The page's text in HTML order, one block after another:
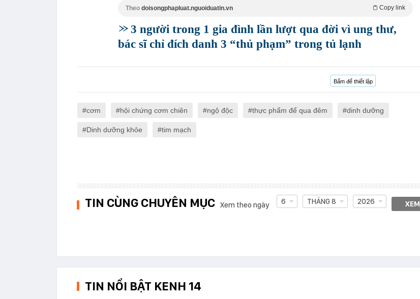
Theo doisongphapluat.nguoiduatin.vn Copy link
3 người trong 1 gia đình lần lượt qua đời vì ung thư,
bác sĩ chỉ đích danh 3 “thủ phạm” trong tủ lạnh
Bấm để thiết lập
cơm hội chứng cơm chiên ngộ độc thực phẩm để qua đêm dinh dưỡng
Dinh dưỡng khỏe tim mạch
TIN CÙNG CHUYÊN MỤC Xem theo ngày 6 THÁNG 8 2026 XEM
TIN NỔI BẬT KENH 14